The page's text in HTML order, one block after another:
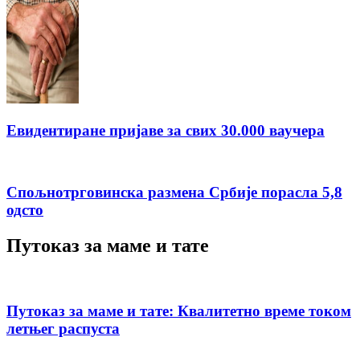
Евидентиране пријаве за свих 30.000 ваучера
Спољнотрговинска размена Србије порасла 5,8
одсто
Путоказ за маме и тате
Путоказ за маме и тате: Квалитетно време током
летњег распуста